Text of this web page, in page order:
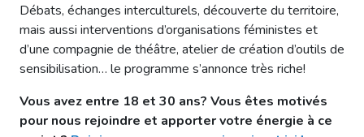
Débats, échanges interculturels, découverte du territoire,
mais aussi interventions d’organisations féministes et
d’une compagnie de théâtre, atelier de création d’outils de
sensibilisation… le programme s’annonce très riche!
Vous avez entre 18 et 30 ans? Vous êtes motivés
pour nous rejoindre et apporter votre énergie à ce